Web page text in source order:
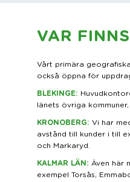
VAR
Vårt primära
också öppna för
BLEKINGE:
länets övriga
KRONOBERG: Vi har
avstånd till kunder i till
och Markaryd.
KALMAR LÄN: Även här
exempel Torsås,